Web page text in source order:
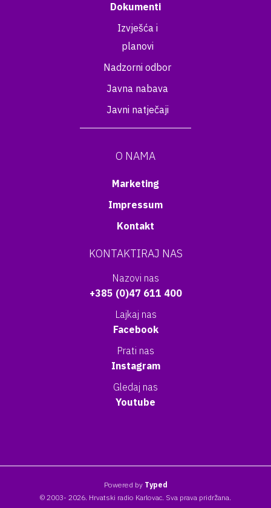
Dokumenti
Izvješća i
planovi
Nadzorni odbor
Javna nabava
Javni natječaji
O NAMA
Marketing
Impressum
Kontakt
KONTAKTIRAJ NAS
Nazovi nas
+385 (0)47 611 400
Lajkaj nas
Facebook
Prati nas
Instagram
Gledaj nas
Youtube
Powered by Typed
© 2003- 2026. Hrvatski radio Karlovac. Sva prava pridržana.